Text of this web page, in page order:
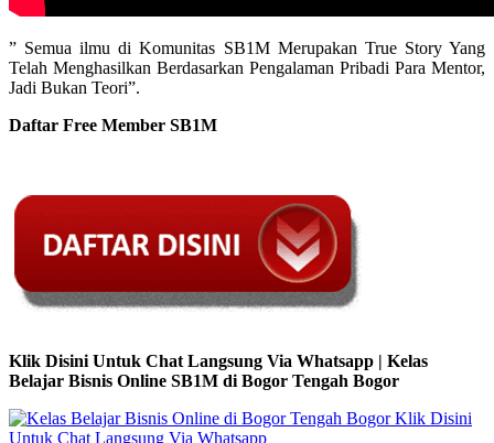
” Semua ilmu di Komunitas SB1M Merupakan True Story Yang
Telah Menghasilkan Berdasarkan Pengalaman Pribadi Para Mentor,
Jadi Bukan Teori”.
Daftar Free Member SB1M
Klik Disini Untuk Chat Langsung Via Whatsapp | Kelas
Belajar Bisnis Online SB1M di Bogor Tengah Bogor